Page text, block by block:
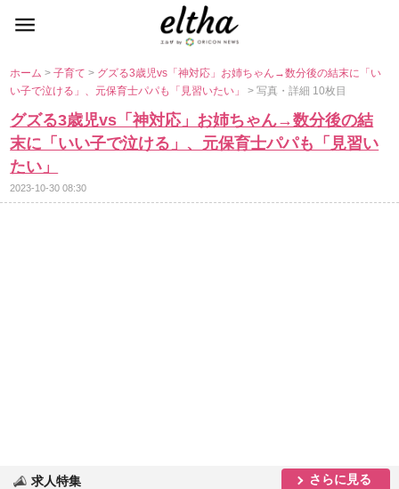
ホーム>子育て> グズる3歳児vs「神対応」お姉ちゃん→数分後の結末に「い
い子で泣ける」、元保育士パパも「見習いたい」> 写真・詳細 10枚目
グズる3歳児vs「神対応」お姉ちゃん→数分後の結
末に「いい子で泣ける」、元保育士パパも「見習い
たい」
2023-10-30 08:30
求人特集 さらに見る